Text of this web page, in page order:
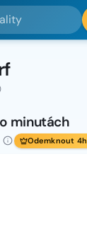
minutách
Odemknout 4h